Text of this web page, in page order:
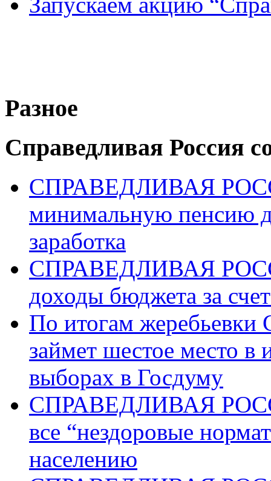
Разное
Справедливая Россия
СПРАВЕДЛИВАЯ
минимальную пенсию
заработка
СПРАВЕДЛИВАЯ
доходы бюджета за
По итогам
займет шестое место в
выборах в Госдуму
СПРАВЕДЛИВАЯ
все “нездоровые
населению